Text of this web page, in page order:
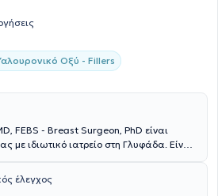
Οξύ - Fillers
FEBS - Breast Surgeon, PhD είναι
με ιδιωτικό ιατρείο στη Γλυφάδα. Είναι
ολοκλήρωσε την ειδίκευση του στην Α'
Πανεπιστημίου Αθηνών. Είναι
έλεγχος